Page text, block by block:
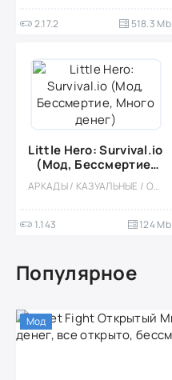
2.17.2 518.3 Mb
Little Hero: Survival.io
(Мод, Бессмертие,
Много денег)
АРКАДЫ / КАЗУАЛЬНЫЕ / ОДНОПОЛЬЗОВАТЕЛЬСКИЕ / ОФЛАЙН / ВИД СВЕРХУ / ЭКШЕНЫ / БОССЫ / МАЛЕНЬКАЯ / МОД / ВЫЖИВАНИЕ
1.143 124 Mb
Популярное
Мод